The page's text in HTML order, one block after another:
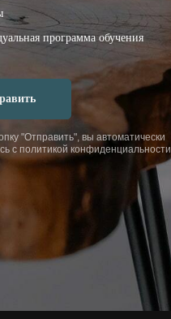
программа обучения
"Отправить", вы автоматически
с политикой конфиденциальности